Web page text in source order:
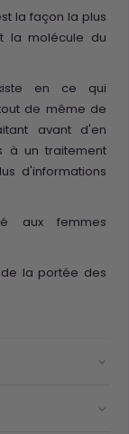
la façon la plus
la molécule du
en ce qui
de même de
avant d'en
à un traitement
d'informations
aux femmes
la portée des